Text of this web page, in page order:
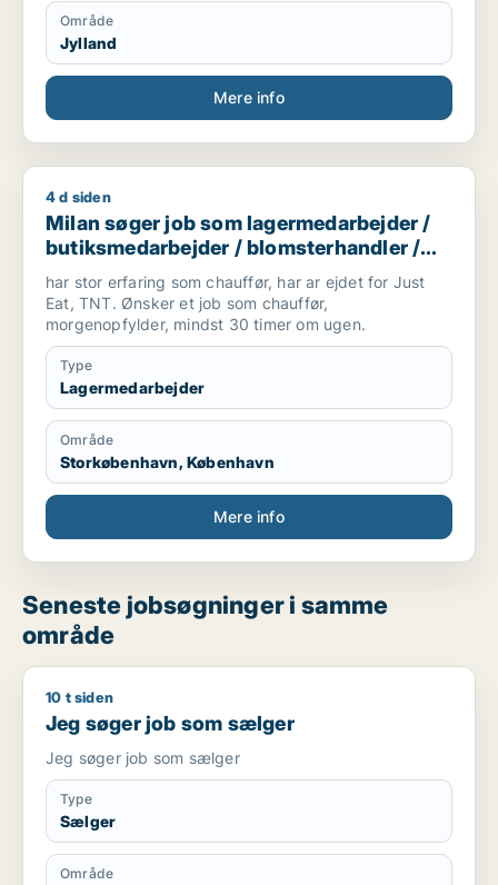
ekstra.
Område
Jylland
Mere info
Milan søger job som lagermedarbejder /
4 d siden
Milan søger job som lagermedarbejder /
butiksmedarbejder / blomsterhandler /
chauffør
har stor erfaring som chauffør, har ar ejdet for Just
Eat, TNT. Ønsker et job som chauffør,
morgenopfylder, mindst 30 timer om ugen.
Type
Lagermedarbejder
Område
Storkøbenhavn, København
Mere info
Seneste jobsøgninger i samme
område
Jeg søger job som sælger
10 t siden
Jeg søger job som sælger
Jeg søger job som sælger
Type
Sælger
Område